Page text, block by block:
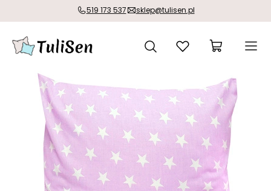
519 173 537 sklep@tulisen.pl